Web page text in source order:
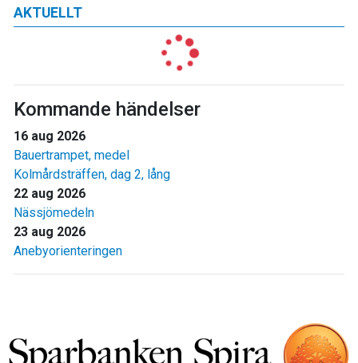
AKTUELLT
Kommande händelser
16 aug 2026
Bauertrampet, medel
Kolmårdsträffen, dag 2, lång
22 aug 2026
Nässjömedeln
23 aug 2026
Anebyorienteringen